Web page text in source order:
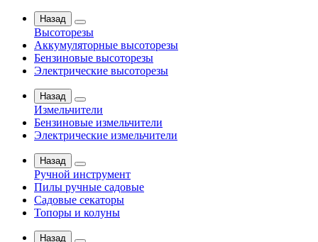
Назад
Высоторезы
Аккумуляторные высоторезы
Бензиновые высоторезы
Электрические высоторезы
Назад
Измельчители
Бензиновые измельчители
Электрические измельчители
Назад
Ручной инструмент
Пилы ручные садовые
Садовые секаторы
Топоры и колуны
Назад